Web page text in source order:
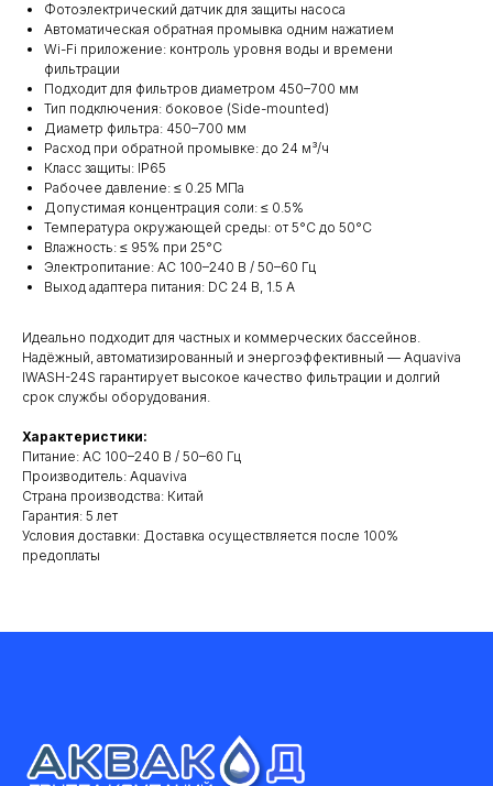
Фотоэлектрический датчик для защиты насоса
Автоматическая обратная промывка одним нажатием
Wi-Fi приложение: контроль уровня воды и времени
фильтрации
Подходит для фильтров диаметром 450–700 мм
Тип подключения: боковое (Side-mounted)
Диаметр фильтра: 450–700 мм
Расход при обратной промывке: до 24 м³/ч
Класс защиты: IP65
Рабочее давление: ≤ 0.25 МПа
Допустимая концентрация соли: ≤ 0.5%
Температура окружающей среды: от 5°C до 50°C
Влажность: ≤ 95% при 25°C
Электропитание: AC 100–240 В / 50–60 Гц
Выход адаптера питания: DC 24 В, 1.5 А
Идеально подходит для частных и коммерческих бассейнов.
Надёжный, автоматизированный и энергоэффективный — Aquaviva
IWASH-24S гарантирует высокое качество фильтрации и долгий
срок службы оборудования.
Характеристики:
Питание: AC 100–240 В / 50–60 Гц
Производитель: Aquaviva
Cтрана производства: Китай
Гарантия: 5 лет
Условия доставки: Доставка осуществляется после 100%
предоплаты